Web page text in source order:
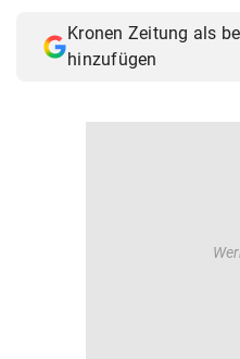
Kronen Zeitung als
hinzufügen